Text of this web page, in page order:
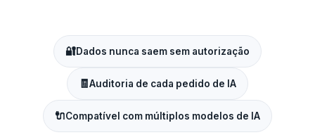
🔐Dados nunca saem sem autorização
🧾Auditoria de cada pedido de IA
🔌Compatível com múltiplos modelos de IA